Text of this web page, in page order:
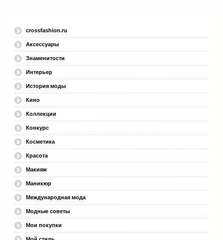
crossfashion.ru
Аксессуары
Знаменитости
Интерьер
История моды
Кино
Коллекции
Конкурс
Косметика
Красота
Макияж
Маникюр
Международная мода
Модные советы
Мои покупки